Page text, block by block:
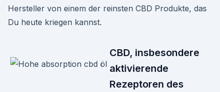
Hersteller von einem der reinsten CBD Produkte, das
Du heute kriegen kannst.
CBD, insbesondere
aktivierende
Rezeptoren des